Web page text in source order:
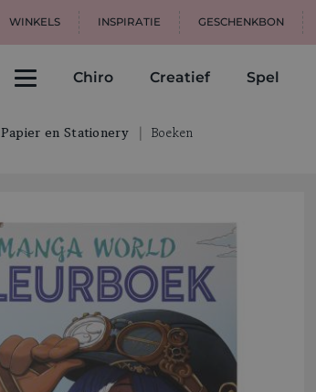
WINKELS INSPIRATIE GESCHENKBON
Chiro Creatief Spel
Papier en Stationery Boeken